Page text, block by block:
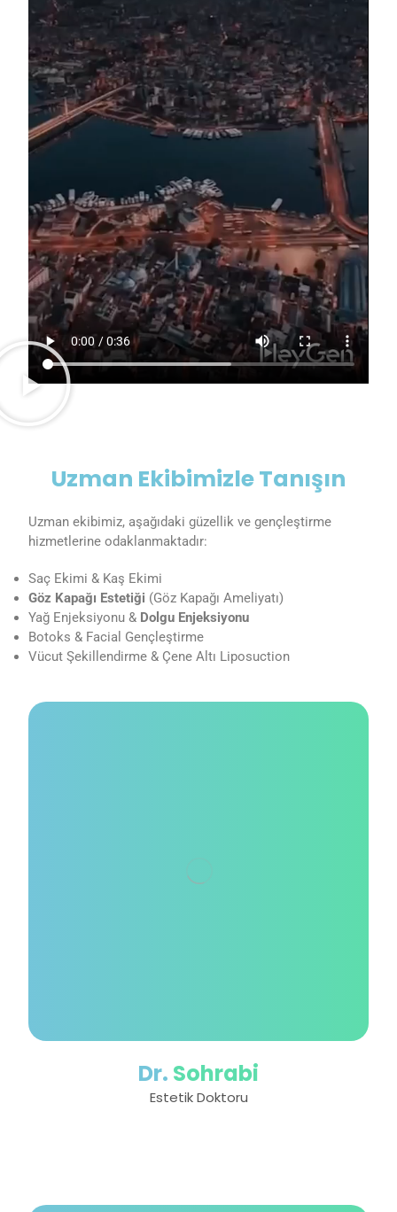
Uzman Ekibimizle Tanışın
Uzman ekibimiz, aşağıdaki güzellik ve gençleştirme
hizmetlerine odaklanmaktadır:
Saç Ekimi & Kaş Ekimi
Göz Kapağı Estetiği (Göz Kapağı Ameliyatı)
Yağ Enjeksiyonu & Dolgu Enjeksiyonu
Botoks & Facial Gençleştirme
Vücut Şekillendirme & Çene Altı Liposuction
Dr. Sohrabi
Estetik Doktoru